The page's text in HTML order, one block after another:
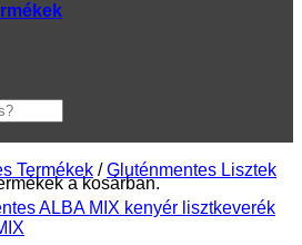
a kosárban.
Termékek / Gluténmentes Lisztek